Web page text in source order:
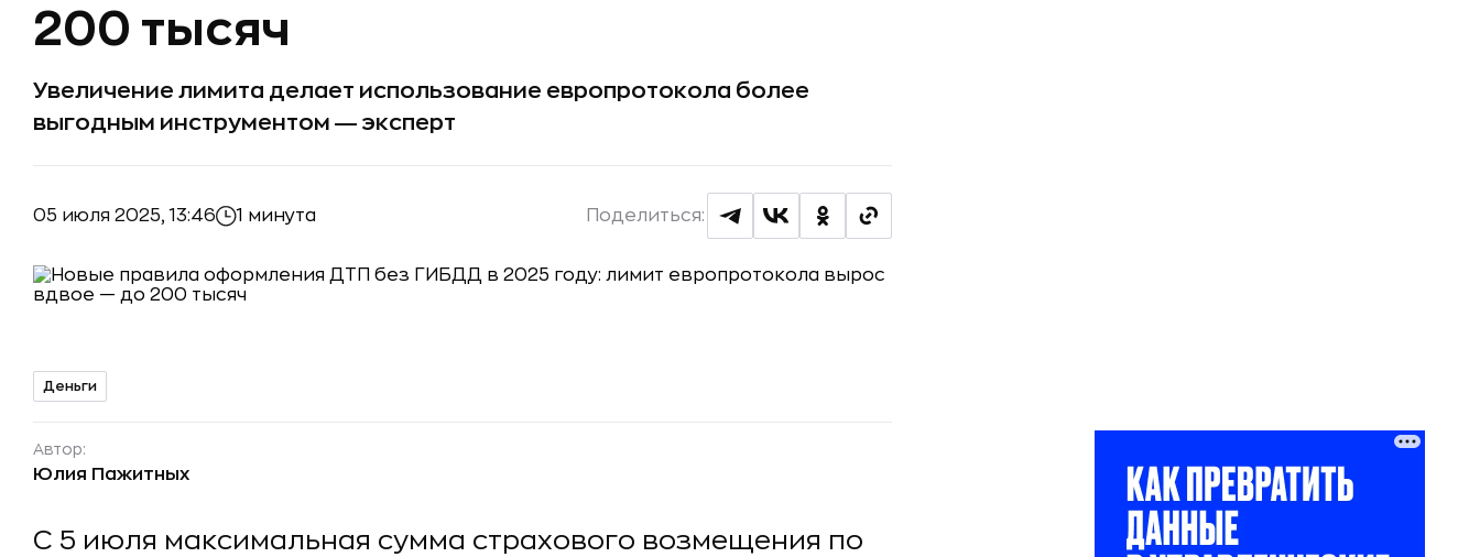
200 тысяч
Увеличение лимита делает использование европротокола более
выгодным инструментом ― эксперт
05 июля 2025, 13:46 1 минута Поделиться:
Деньги
Автор:
Юлия Пажитных
С 5 июля максимальная сумма страхового возмещения по